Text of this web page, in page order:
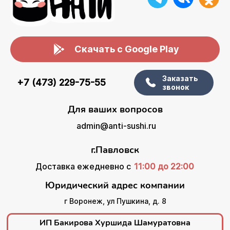
Скачать с Google Play
+7 (473) 229-75-55
Заказать
звонок
Для ваших вопросов
admin@anti-sushi.ru
г.Павловск
Доставка ежедневно с 11:00 до 22:00
Юридический адрес компании
г Воронеж, ул Пушкина, д. 8
ИП Бакирова Хуршида Шамуратовна